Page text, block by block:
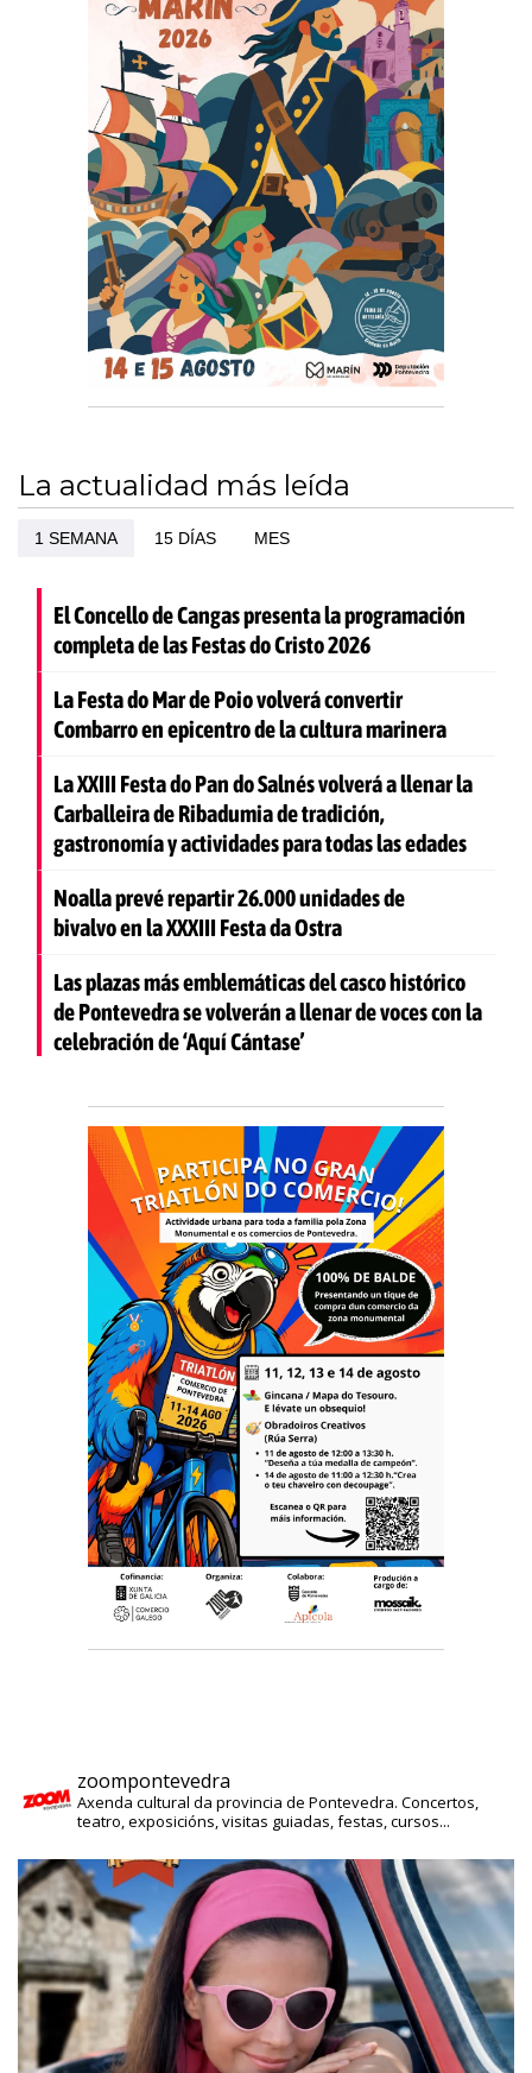
La actualidad más leída
1 SEMANA 15 DÍAS MES
El Concello de Cangas presenta la programación
completa de las Festas do Cristo 2026
La Festa do Mar de Poio volverá convertir
Combarro en epicentro de la cultura marinera
La XXIII Festa do Pan do Salnés volverá a llenar la
Carballeira de Ribadumia de tradición,
gastronomía y actividades para todas las edades
Noalla prevé repartir 26.000 unidades de
bivalvo en la XXXIII Festa da Ostra
Las plazas más emblemáticas del casco histórico
de Pontevedra se volverán a llenar de voces con la
celebración de ‘Aquí Cántase’
zoompontevedra
Axenda cultural da provincia de Pontevedra. Concertos,
teatro, exposicións, visitas guiadas, festas, cursos...